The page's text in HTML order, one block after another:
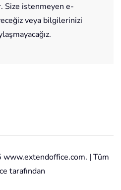
Size istenmeyen e-
veya bilgilerinizi
| Tüm
tarafından